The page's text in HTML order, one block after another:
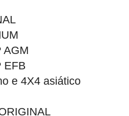
AGM
EFB
e 4X4 asiático